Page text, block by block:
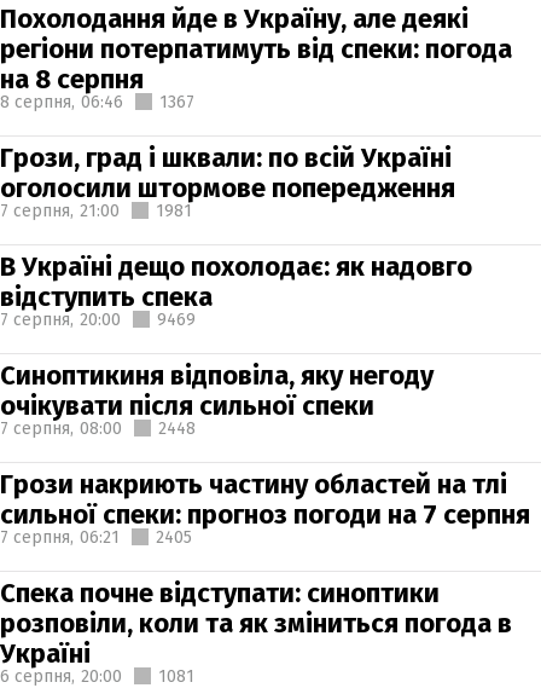
Похолодання йде в Україну, але деякі
регіони потерпатимуть від спеки: погода
на 8 серпня
8 серпня, 06:46 1367
Грози, град і шквали: по всій Україні
оголосили штормове попередження
7 серпня, 21:00 1981
В Україні дещо похолодає: як надовго
відступить спека
7 серпня, 20:00 9469
Синоптикиня відповіла, яку негоду
очікувати після сильної спеки
7 серпня, 08:00 2448
Грози накриють частину областей на тлі
сильної спеки: прогноз погоди на 7 серпня
7 серпня, 06:21 2405
Спека почне відступати: синоптики
розповіли, коли та як зміниться погода в
Україні
6 серпня, 20:00 1081